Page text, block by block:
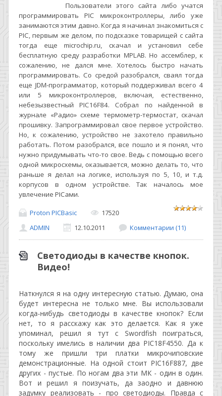
Пользователи этого сайта либо учатся
программироватьPIC
микроконтроллеры, либо уже
занимаются этим давно. Когда я начинал знакомиться с
PIC , первым же делом, по подсказке товарищей с сайта
тогда ещеmicrochip.ru , скачал и установил себе
бесплатную среду разработки MPLAB. Но ассемблер, к
сожалению, не дался мне. Хотелось быстро начать
программировать. Со средой разобрался, сваял тогда
еще JDM-программатор, который поддерживал всего 4
или 5 микроконтроллеров, включая, естественно,
небезызвестныйPIC16F84. Собрал по найденной в
журнале «Радио» схеме термометр-термостат, скачал
прошивку. Запрограммировал свое первое устройство.
Но, к сожалению, устройство не захотело правильно
работать. Потом разобрался, все пошло и я понял, что
нужно придумывать что-то свое. Ведь с помощью всего
одной микросхемы, оказывается, можно делать то, что
раньше я делал на логике, используя по 5, 10, и т.д.
корпусов в одном устройстве. Так началось мое
увлечение PICами.
Proton PICBasic
17520
ADMIN
12.10.2011 Комментарии (11)
Светодиоды в качестве кнопок.
Видео!
Наткнулся я на одну интересную статью. Думаю, она
будет интересна не только мне. Вы использовали
когда-нибудь светодиоды в качестве кнопок? Если
нет, то я расскажу как это делается. Как я уже
упоминал, решил я тут с Swordfish поиграться,
поскольку имелись в наличии два PIC18F4550. Да к
тому же пришли три платки микрочиповские
демонстрационные. На одной стоит PIC16F887, две
других - пустые. По ногам два эти МК - один в один.
Вот и решил я поизучать, да заодно и давнюю
задумку реализовать - про светодиоды. Правда с